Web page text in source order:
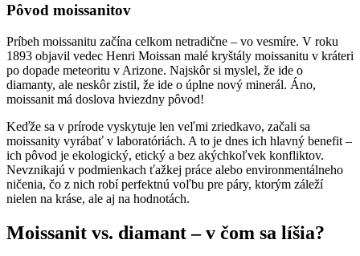
Pôvod moissanitov
Príbeh moissanitu začína celkom netradične – vo vesmíre. V roku
1893 objavil vedec Henri Moissan malé kryštály moissanitu v kráteri
po dopade meteoritu v Arizone. Najskôr si myslel, že ide o
diamanty, ale neskôr zistil, že ide o úplne nový minerál. Áno,
moissanit má doslova hviezdny pôvod!
Keďže sa v prírode vyskytuje len veľmi zriedkavo, začali sa
moissanity vyrábať v laboratóriách. A to je dnes ich hlavný benefit –
ich pôvod je ekologický, etický a bez akýchkoľvek konfliktov.
Nevznikajú v podmienkach ťažkej práce alebo environmentálneho
ničenia, čo z nich robí perfektnú voľbu pre páry, ktorým záleží
nielen na kráse, ale aj na hodnotách.
Moissanit vs. diamant – v čom sa líšia?